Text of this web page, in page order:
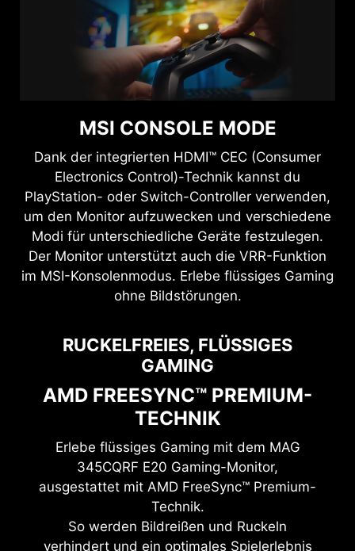
MSI CONSOLE MODE
Dank der integrierten HDMI™ CEC (Consumer
Electronics Control)-Technik kannst du
PlayStation- oder Switch-Controller verwenden,
um den Monitor aufzuwecken und verschiedene
Modi für unterschiedliche Geräte festzulegen.
Der Monitor unterstützt auch die VRR-Funktion
im MSI-Konsolenmodus. Erlebe flüssiges Gaming
ohne Bildstörungen.
RUCKELFREIES, FLÜSSIGES
GAMING
AMD FREESYNC™ PREMIUM-
TECHNIK
Erlebe flüssiges Gaming mit dem MAG
345CQRF E20 Gaming-Monitor,
ausgestattet mit AMD FreeSync™ Premium-
Technik.
So werden Bildreißen und Ruckeln
verhindert und ein optimales Spielerlebnis